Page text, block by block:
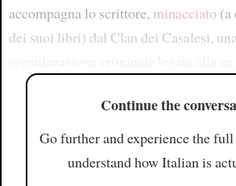
accompagna lo scrittore, minacciato (a
dei suoi libri) dal Clan dei Casalesi,
Continue the
Go further and experience the
understand how Italian is